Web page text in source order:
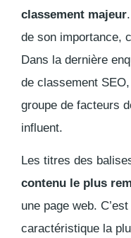
classement majeur
de son importance,
Dans la dernière
de classement
groupe de facteurs
influent.
Les titres des
contenu le plus
une page web.
caractéristique la